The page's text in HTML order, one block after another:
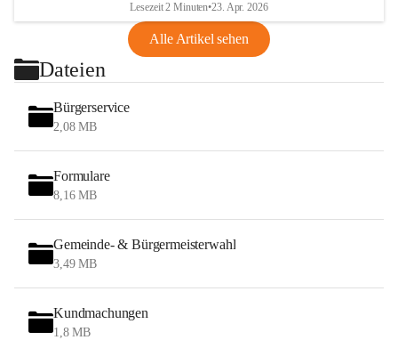
Lesezeit 2 Minuten•23. Apr. 2026
Alle Artikel sehen
Dateien
Bürgerservice
2,08 MB
Formulare
8,16 MB
Gemeinde- & Bürgermeisterwahl
3,49 MB
Kundmachungen
1,8 MB